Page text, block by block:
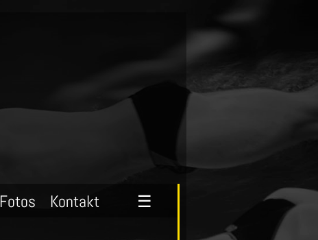
Fotos Kontakt ☰